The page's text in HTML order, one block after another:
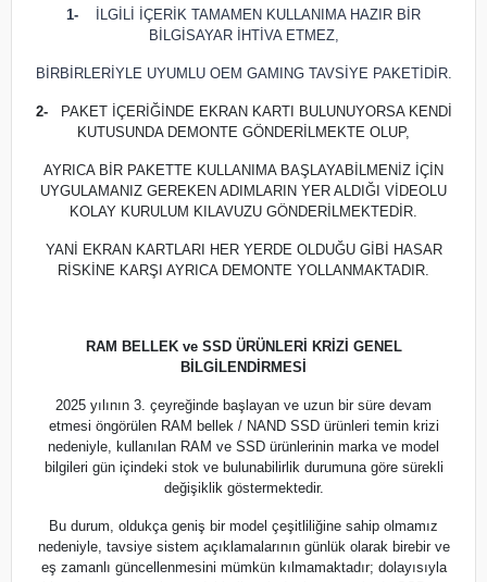
1-
İLGİLİ İÇERİK TAMAMEN KULLANIMA HAZIR BİR
BİLGİSAYAR İHTİVA ETMEZ,
BİRBİRLERİYLE UYUMLU OEM GAMING TAVSİYE PAKETİDİR.
2-
PAKET İÇERİĞİNDE EKRAN KARTI BULUNUYORSA KENDİ
KUTUSUNDA DEMONTE GÖNDERİLMEKTE OLUP,
AYRICA BİR PAKETTE KULLANIMA BAŞLAYABİLMENİZ İÇİN
UYGULAMANIZ GEREKEN ADIMLARIN YER ALDIĞI VİDEOLU
KOLAY KURULUM KILAVUZU GÖNDERİLMEKTEDİR.
YANİ EKRAN KARTLARI HER YERDE OLDUĞU GİBİ HASAR
RİSKİNE KARŞI AYRICA DEMONTE YOLLANMAKTADIR.
RAM BELLEK ve SSD ÜRÜNLERİ KRİZİ GENEL
BİLGİLENDİRMESİ
2025 yılının 3. çeyreğinde başlayan ve uzun bir süre devam
etmesi öngörülen RAM bellek / NAND SSD ürünleri temin krizi
nedeniyle, kullanılan RAM ve SSD ürünlerinin marka ve model
bilgileri gün içindeki stok ve bulunabilirlik durumuna göre sürekli
değişiklik göstermektedir.
Bu durum, oldukça geniş bir model çeşitliliğine sahip olmamız
nedeniyle, tavsiye sistem açıklamalarının günlük olarak birebir ve
eş zamanlı güncellenmesini mümkün kılmamaktadır; dolayısıyla